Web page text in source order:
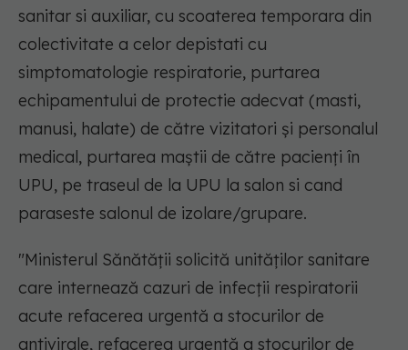
sanitar si auxiliar, cu scoaterea temporara din
colectivitate a celor depistati cu
simptomatologie respiratorie, purtarea
echipamentului de protectie adecvat (masti,
manusi, halate) de către vizitatori și personalul
medical, purtarea maștii de către pacienți în
UPU, pe traseul de la UPU la salon si cand
paraseste salonul de izolare/grupare.
"Ministerul Sănătății solicită unităților sanitare
care internează cazuri de infecții respiratorii
acute refacerea urgentă a stocurilor de
antivirale, refacerea urgentă a stocurilor de